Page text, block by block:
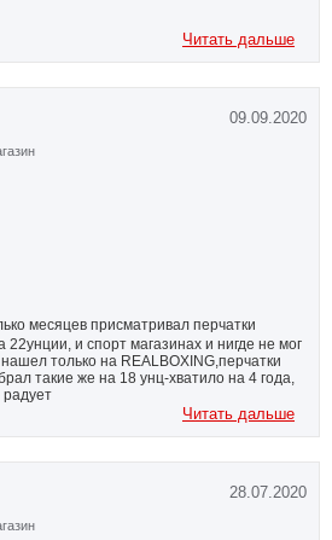
Читать дальше
09.09.2020
месяцев присматривал перчатки
и спорт магазинах и нигде не мог
только на REALBOXING,перчатки
такие же на 18 унц-хватило на 4 года,
радует
Читать дальше
28.07.2020